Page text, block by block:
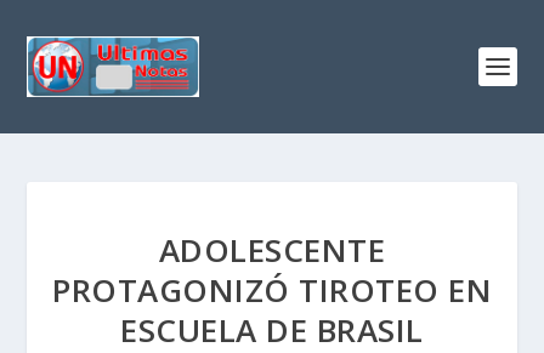
ADOLESCENTE
PROTAGONIZÓ TIROTEO EN
ESCUELA DE BRASIL